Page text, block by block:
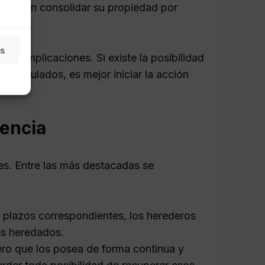
consolidar su propiedad por
complicaciones. Si existe la posibilidad
estipulados, es mejor iniciar la acción
Entre las más destacadas se
correspondientes, los herederos
heredados.
que los posea de forma continua y